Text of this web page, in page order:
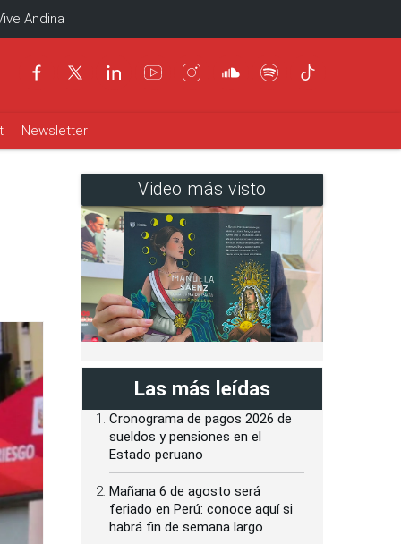
Andina
Newsletter
Video más visto
Las más leídas
Cronograma de pagos 2026 de
sueldos y pensiones en el
Estado peruano
Mañana 6 de agosto será
feriado en Perú: conoce aquí si
habrá fin de semana largo